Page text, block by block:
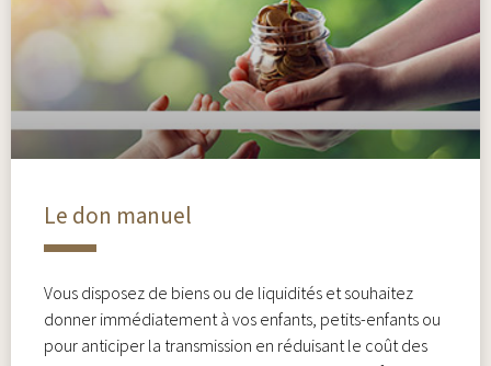
Le don manuel
Vous disposez de biens ou de liquidités et souhaitez
donner immédiatement à vos enfants, petits-enfants ou
pour anticiper la transmission en réduisant le coût des